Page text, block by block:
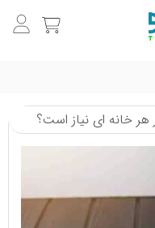
هر خانه ای نیاز است؟